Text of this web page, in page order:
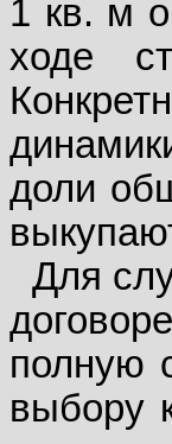
1 кв. м
ходе
доли
Для
полную
выбору